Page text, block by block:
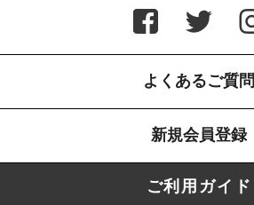
よくあるご質問
新規会員登録
ご利用ガイド